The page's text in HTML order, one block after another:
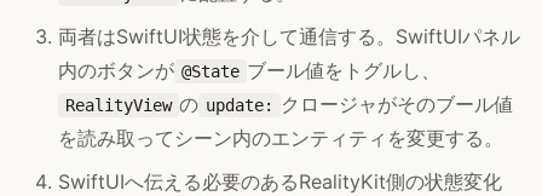
両者はSwiftUI状態を介して通信する。SwiftUIパネル
内のボタンが @State ブール値をトグルし、
RealityView の update:
クロージャがそのブール値
を読み取ってシーン内のエンティティを変更する。
SwiftUIへ伝える必要のあるRealityKit側の状態変化